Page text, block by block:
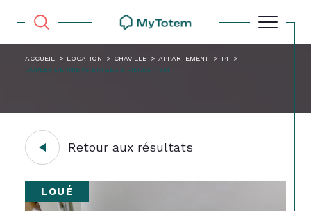
ACCUEIL LOCATION CHAVILLE APPARTEMENT
T4
DUPLEX DERNIERS ETAGES 5 PIECES 113M
Retour aux résultats
LOUÉ